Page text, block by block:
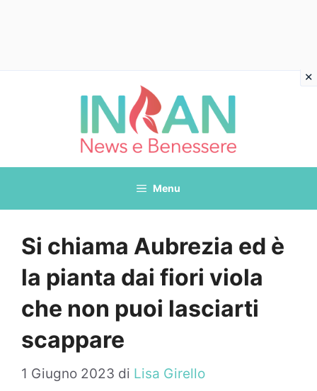
Menu
Si chiama Aubrezia ed è
la pianta dai fiori viola
che non puoi lasciarti
scappare
1 Giugno 2023 di Lisa Girello